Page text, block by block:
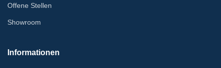
Offene Stellen
Showroom
Informationen